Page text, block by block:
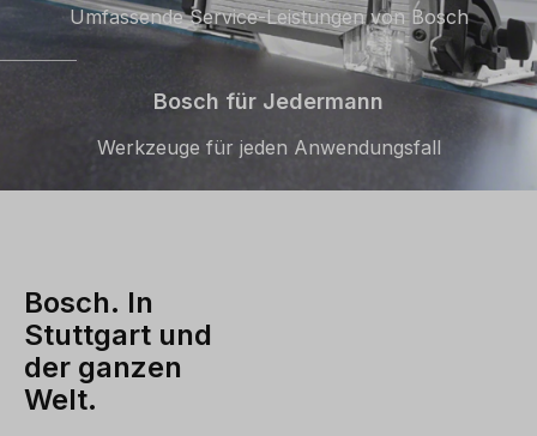
Umfassende Service-Leistungen von Bosch
Bosch für Jedermann
Werkzeuge für jeden Anwendungsfall
Bosch. In
Stuttgart und
der ganzen
Welt.